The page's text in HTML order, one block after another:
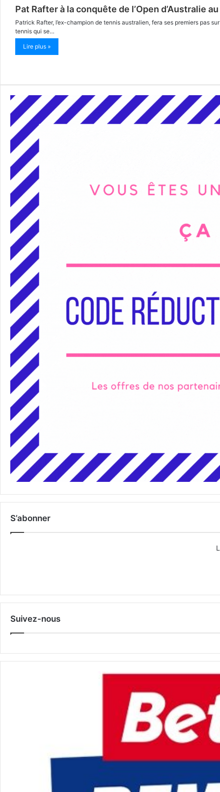
Pat Rafter à la conquête de l’Open d’Australie
Patrick Rafter, l’ex-champion de tennis australien, fera ses premiers pas
tennis qui se…
Lire plus »
S’abonner
Suivez-nous